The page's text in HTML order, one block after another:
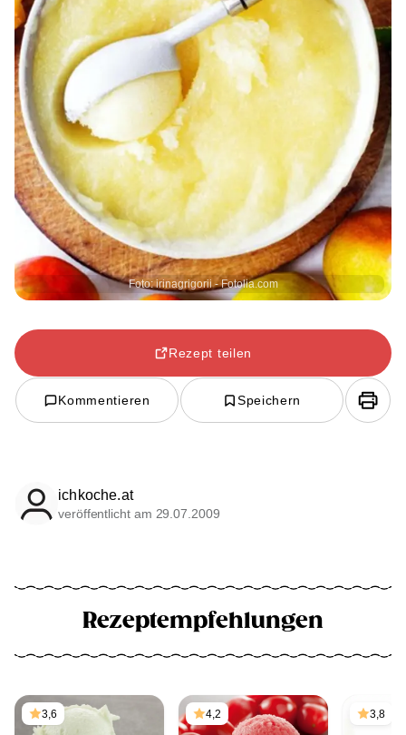
Foto: irinagrigorii - Fotolia.com
Rezept teilen
Kommentieren Speichern
ichkoche.at
veröffentlicht am 29.07.2009
Rezeptempfehlungen
3,6 4,2 3,8